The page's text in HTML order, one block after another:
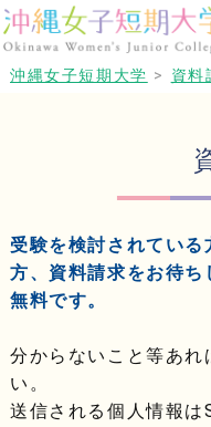
沖縄女子短期大学 > 資料
受験を検討されてい
方、資料請求をお待
無料です。
分からないこと等あれ
い。
送信される個人情報